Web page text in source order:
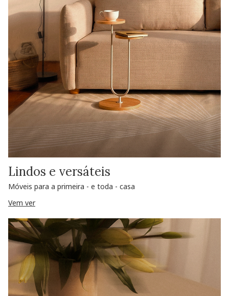
Lindos e versáteis
Móveis para a primeira - e toda - casa
Vem ver